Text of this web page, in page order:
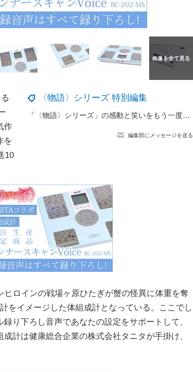
〈物語〉シリーズ 特別編集
「〈物語〉シリーズ」の感動と笑いをもう一度！「化物語」など8作品「ABEMA」で配信決定
編集部にメッセージを送る
作
を
10
ロインの戦場ヶ原ひたぎが蟹の怪異に体重を奪
をイメージした体組成計となっている。ここでし
り下ろし音声であなたの設定をサポートして、
計は健康総合企業の株式会社タニタが手掛け、